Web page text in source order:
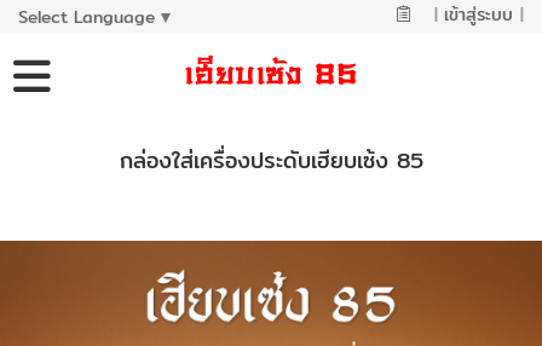
Select Language ▼ | เข้าสู่ระบบ |
กล่องใส่เครื่องประดับเฮียบเซ้ง 85